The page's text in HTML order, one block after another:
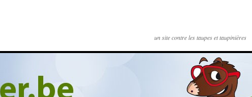
un site contre les taupes et taupinières